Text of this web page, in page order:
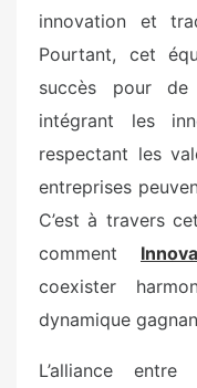
innovation et
Pourtant, cet
succès pour de
intégrant les
respectant les
entreprises
C’est à travers
comment
coexister
dynamique
L’alliance